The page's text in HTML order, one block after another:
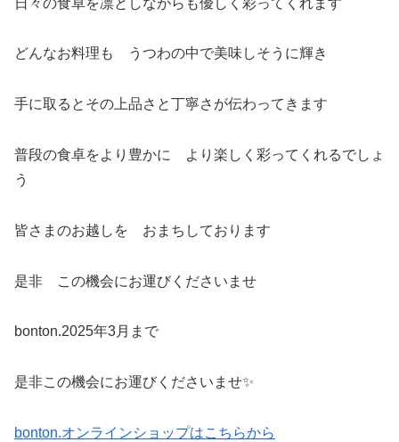
どんなお料理も うつわの中で美味しそうに輝き
手に取るとその上品さと丁寧さが伝わってきます
普段の食卓をより豊かに より楽しく彩ってくれるでしょ
う
皆さまのお越しを おまちしております
是非 この機会にお運びくださいませ
bonton.2025年3月まで
是非この機会にお運びくださいませ✨
bonton.オンラインショップはこちらから